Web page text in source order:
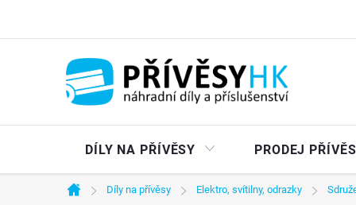
DÍLY NA PŘÍVĚSY PRODEJ
Domů
Díly na přívěsy Elektro, svítilny, odrazky